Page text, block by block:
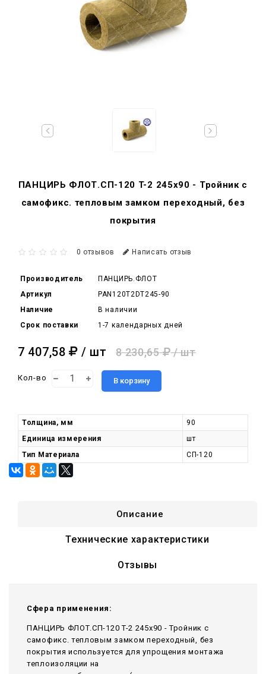
ПАНЦИРЬ ФЛОТ.СП-120 T-2 245x90 - Тройник c
самофикс. тепловым замком переходный, без
покрытия
0 отзывов Написать отзыв
Производитель
ПАНЦИРЬ.ФЛОТ
Артикул
PAN120T2DT245-90
Наличие
В наличии
Срок поставки
1-7 календарных дней
7 407,58 / шт 8 230,65 / шт
Кол-во В корзину
Толщина, мм
90
Единица измерения
шт
Тип Материала
СП-120
Описание
Технические характеристики
Отзывы
Сфера применения:
ПАНЦИРЬ ФЛОТ.СП-120 T-2 245x90 - Тройник c
самофикс. тепловым замком переходный, без
покрытия используется для упрощения монтажа
теплоизоляции на